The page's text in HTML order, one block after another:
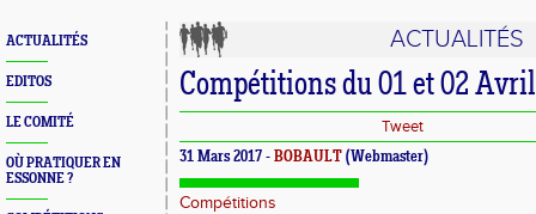
ACTUALITÉS
EDITOS
LE COMITÉ
OÙ PRATIQUER EN
ESSONNE ?
ACTUALITÉS
Compétitions du 01 et 02 Avril
Tweet
31 Mars 2017 - BOBAULT (Webmaster)
Compétitions